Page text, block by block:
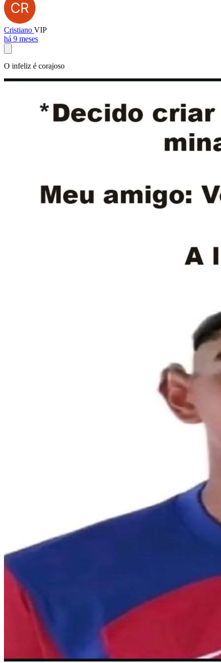
Cristiano VIP
há 9 meses
O infeliz é corajoso